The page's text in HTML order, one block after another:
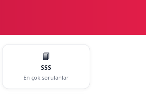
📘
SSS
En çok sorulanlar